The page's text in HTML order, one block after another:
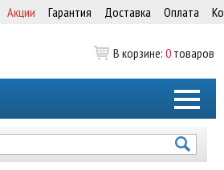
Акции Гарантия Доставка Оплата
В корзине: 0 товаров